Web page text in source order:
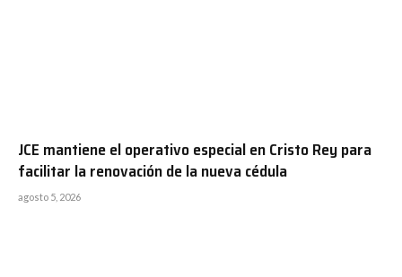
JCE mantiene el operativo especial en Cristo Rey para
facilitar la renovación de la nueva cédula
agosto 5, 2026